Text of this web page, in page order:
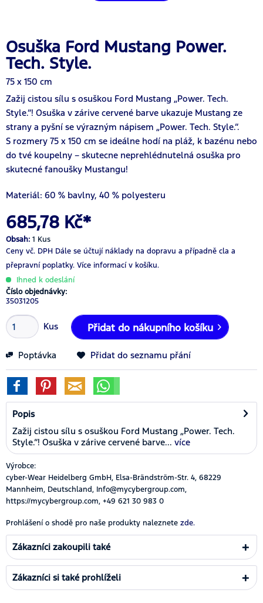
Osuška Ford Mustang Power.
Tech. Style.
75 x 150 cm
Zažij cistou sílu s osuškou Ford Mustang „Power. Tech.
Style.“! Osuška v zárive cervené barve ukazuje Mustang ze
strany a pyšní se výrazným nápisem „Power. Tech. Style.“.
S rozmery 75 x 150 cm se ideálne hodí na pláž, k bazénu nebo
do tvé koupelny – skutecne neprehlédnutelná osuška pro
skutecné fanoušky Mustangu!
Materiál: 60 % bavlny, 40 % polyesteru
685,78 Kč*
Obsah: 1 Kus
Ceny vč. DPH Dále se účtují náklady na dopravu a případně cla a
přepravní poplatky. Více informací v košíku.
Ihned k odeslání
Číslo objednávky:
35031205
Kus Přidat do nákupního košíku
Poptávka Přidat do seznamu přání
Popis
Zažij cistou sílu s osuškou Ford Mustang „Power. Tech.
Style.“! Osuška v zárive cervené barve... více
Výrobce:
cyber-Wear Heidelberg GmbH, Elsa-Brändström-Str. 4, 68229
Mannheim, Deutschland, Info@mycybergroup.com,
https://mycybergroup.com, +49 621 30 983 0
Prohlášení o shodě pro naše produkty naleznete zde.
Zákazníci zakoupili také
Zákazníci si také prohlíželi